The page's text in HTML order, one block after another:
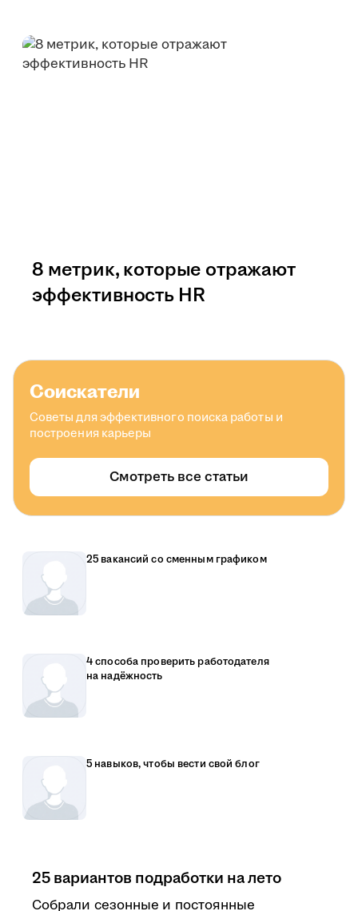
8 метрик, которые отражают
эффективность HR
Соискатели
Советы для эффективного поиска работы и
построения карьеры
Смотреть все статьи
25 вакансий со сменным графиком
4 способа проверить работодателя
на надёжность
5 навыков, чтобы вести свой блог
25 вариантов подработки на лето
Собрали сезонные и постоянные